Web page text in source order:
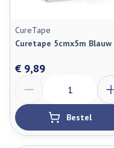
CureTape
Curetape 5cmx5m Blauw
€ 9,89
Bestel